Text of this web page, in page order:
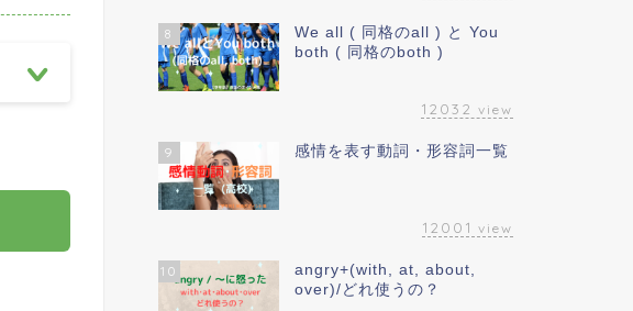
8
We all ( 同格のall ) と You
both ( 同格のboth )
12032 view
9 感情を表す動詞・形容詞一覧
12001 view
10
angry+(with, at, about,
over)/どれ使うの？